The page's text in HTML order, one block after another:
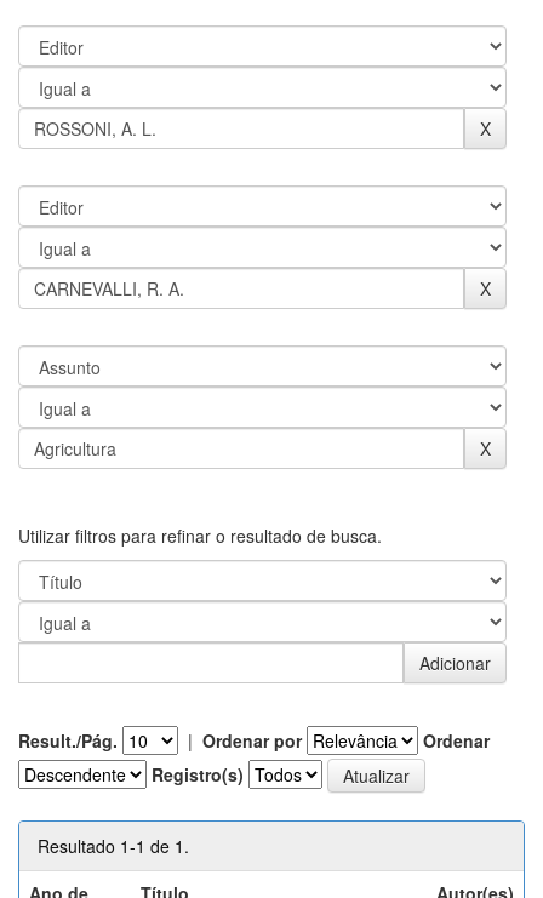
Utilizar filtros para refinar o resultado de busca.
Result./Pág. | Ordenar por
Ordenar
Registro(s)
Resultado 1-1 de 1.
Ano de
Título Autor(es)